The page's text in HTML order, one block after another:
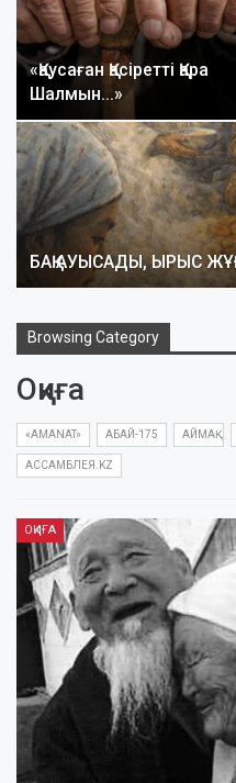
«Қаусаған Қасіретті Қара
Шалмын…»
БАҚ АУЫСАДЫ, ЫРЫС
Browsing Category
Оқиға
«AMANAT» АБАЙ-175 АЙМАҚ
АССАМБЛЕЯ.KZ
ОҚИҒА